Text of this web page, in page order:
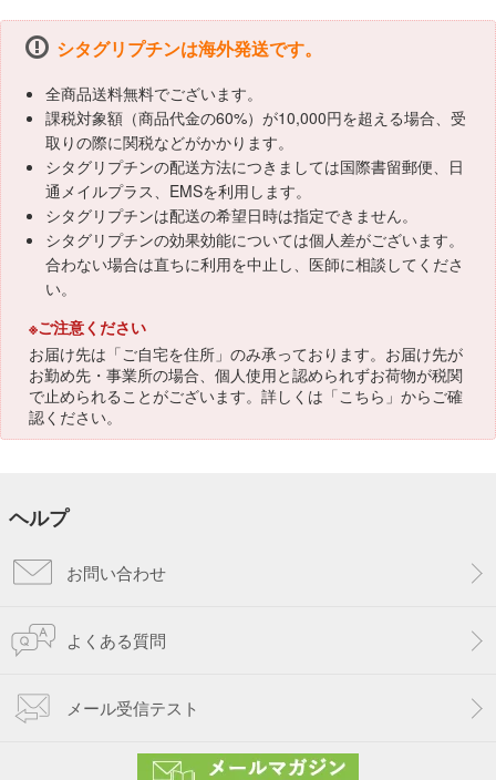
シタグリプチンは海外発送です。
全商品送料無料でございます。
課税対象額（商品代金の60%）が10,000円を超える場合、受
取りの際に関税などがかかります。
シタグリプチンの配送方法につきましては国際書留郵便、日
通メイルプラス、EMSを利用します。
シタグリプチンは配送の希望日時は指定できません。
シタグリプチンの効果効能については個人差がございます。
合わない場合は直ちに利用を中止し、医師に相談してくださ
い。
※ご注意ください
お届け先は「ご自宅を住所」のみ承っております。お届け先が
お勤め先・事業所の場合、個人使用と認められずお荷物が税関
で止められることがございます。詳しくは「こちら 」からご確
認ください。
ヘルプ
お問い合わせ
よくある質問
メール受信テスト